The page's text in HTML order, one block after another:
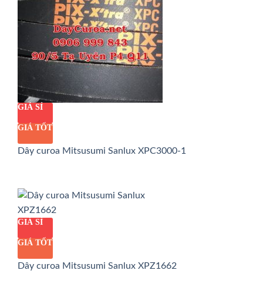
GIÁ SỈ
GIÁ TỐT
Dây curoa Mitsusumi Sanlux XPC3000-1
GIÁ SỈ
GIÁ TỐT
Dây curoa Mitsusumi Sanlux XPZ1662